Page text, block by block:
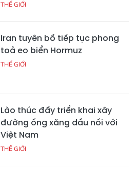
THẾ GIỚI
Iran tuyên bố tiếp tục phong
toả eo biển Hormuz
THẾ GIỚI
Lào thúc đẩy triển khai xây
đường ống xăng dầu nối với
Việt Nam
THẾ GIỚI